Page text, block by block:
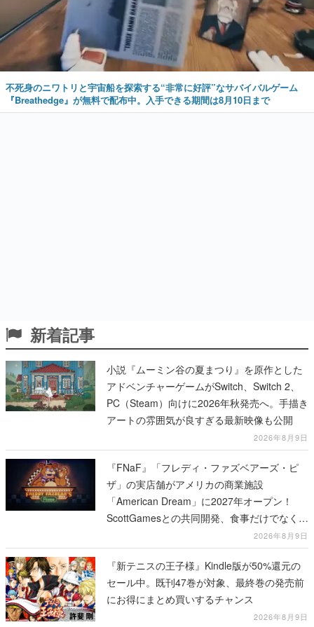
不死身のニワトリと宇宙船を探索する“非常に好評”なサバイバルゲーム
『Breathedge』が無料で配布中。入手できる期間は8月10日まで
新着記事
小説『ムーミン谷の夏まつり』を原作とした
アドベンチャーゲームがSwitch、Switch 2、
PC（Steam）向けに2026年秋発売へ。手描き
アートの雰囲気が良すぎる最新映像も公開
2026年8月9日
『FNaF』「フレディ・ファズベアーズ・ピ
ザ」の実店舗がアメリカの商業施設
「American Dream」に2027年オープン！
ScottGamesとの共同開発、食事だけでなくス
テージショーや没入型のホラー体験も楽しめ
る
2026年8月9日
『新テニスの王子様』Kindle版が50%還元の
セール中。既刊47巻が対象、最終巻の発売前
にお得にまとめ買いするチャンス
2026年8月9日